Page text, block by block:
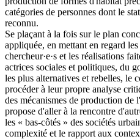
catégories de personnes dont le
reconnu.
Se plaçant à la fois sur le plan
appliquée, en mettant en regard
chercheur·e·s et les réalisations
actrices sociales et politiques, du
les plus alternatives et rebelles, le
procéder à leur propre analyse
des mécanismes de production de
propose d'aller à la rencontre
les « bas-côtés » des sociétés
complexité et le rapport aux